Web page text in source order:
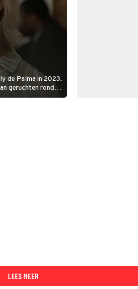
de Palma in 2023.
geruchten rond
LEES MEER